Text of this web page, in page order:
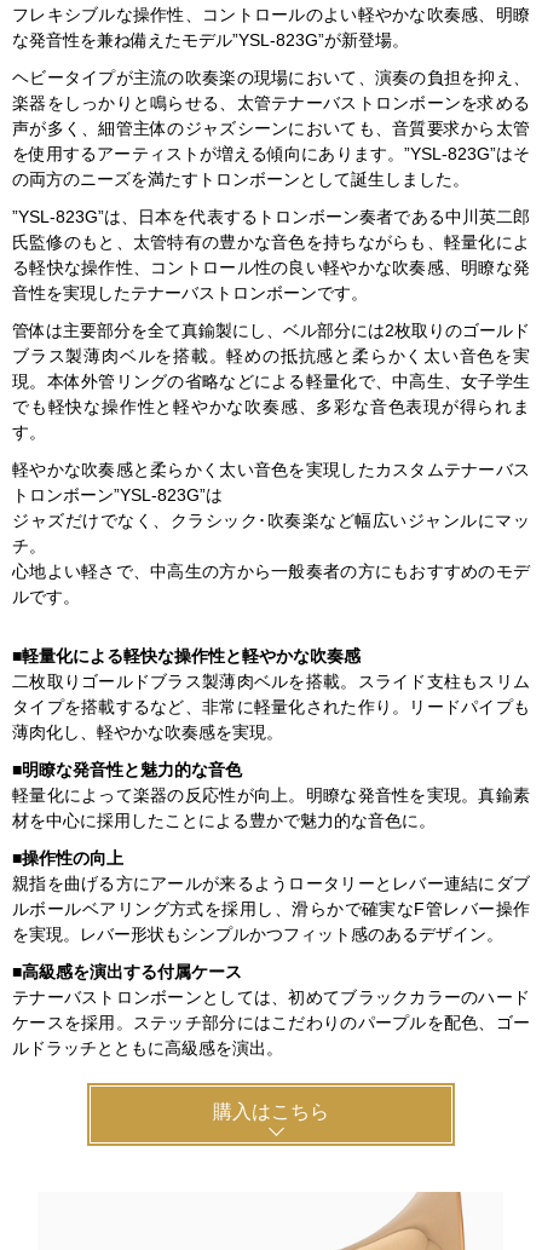
フレキシブルな操作性、コントロールのよい軽やかな吹奏感、明瞭
な発音性を兼ね備えたモデル”YSL-823G”が新登場。
ヘビータイプが主流の吹奏楽の現場において、演奏の負担を抑え、
楽器をしっかりと鳴らせる、太管テナーバストロンボーンを求める
声が多く、細管主体のジャズシーンにおいても、音質要求から太管
を使用するアーティストが増える傾向にあります。”YSL-823G”はそ
の両方のニーズを満たすトロンボーンとして誕生しました。
”YSL-823G”は、日本を代表するトロンボーン奏者である中川英二郎
氏監修のもと、太管特有の豊かな音色を持ちながらも、軽量化によ
る軽快な操作性、コントロール性の良い軽やかな吹奏感、明瞭な発
音性を実現したテナーバストロンボーンです。
管体は主要部分を全て真鍮製にし、ベル部分には2枚取りのゴールド
ブラス製薄肉ベルを搭載。軽めの抵抗感と柔らかく太い音色を実
現。本体外管リングの省略などによる軽量化で、中高生、女子学生
でも軽快な操作性と軽やかな吹奏感、多彩な音色表現が得られま
す。
軽やかな吹奏感と柔らかく太い音色を実現したカスタムテナーバス
トロンボーン”YSL-823G”は
ジャズだけでなく、クラシック･吹奏楽など幅広いジャンルにマッ
チ。
心地よい軽さで、中高生の方から一般奏者の方にもおすすめのモデ
ルです。
■軽量化による軽快な操作性と軽やかな吹奏感
二枚取りゴールドブラス製薄肉ベルを搭載。スライド支柱もスリム
タイプを搭載するなど、非常に軽量化された作り。リードパイプも
薄肉化し、軽やかな吹奏感を実現。
■明瞭な発音性と魅力的な音色
軽量化によって楽器の反応性が向上。明瞭な発音性を実現。真鍮素
材を中心に採用したことによる豊かで魅力的な音色に。
■操作性の向上
親指を曲げる方にアールが来るようロータリーとレバー連結にダブ
ルボールベアリング方式を採用し、滑らかで確実なF管レバー操作
を実現。レバー形状もシンプルかつフィット感のあるデザイン。
■高級感を演出する付属ケース
テナーバストロンボーンとしては、初めてブラックカラーのハード
ケースを採用。ステッチ部分にはこだわりのパープルを配色、ゴー
ルドラッチとともに高級感を演出。
購入はこちら